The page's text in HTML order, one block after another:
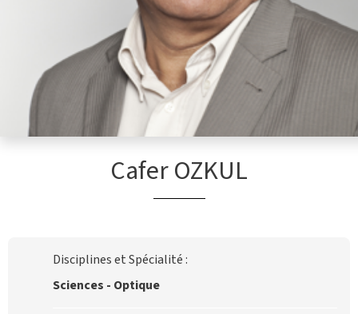
Cafer OZKUL
Disciplines et Spécialité :
Sciences - Optique